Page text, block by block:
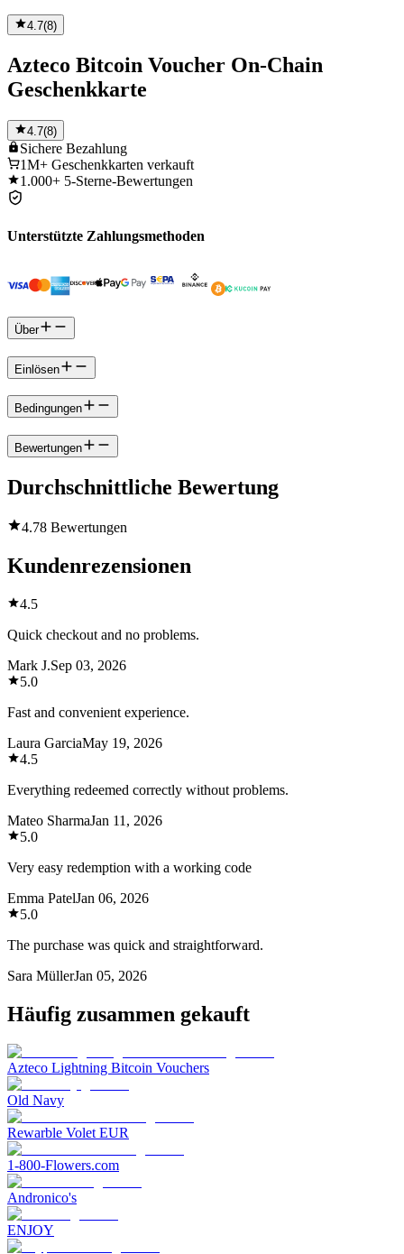
4.7(8)
Azteco Bitcoin Voucher On-Chain
Geschenkkarte
4.7(8)
Sichere Bezahlung
1M+ Geschenkkarten verkauft
1.000+ 5-Sterne-Bewertungen
Unterstützte Zahlungsmethoden
Über
Einlösen
Bedingungen
Bewertungen
Durchschnittliche Bewertung
4.78 Bewertungen
Kundenrezensionen
4.5
Quick checkout and no problems.
Mark J.Sep 03, 2026
5.0
Fast and convenient experience.
Laura GarciaMay 19, 2026
4.5
Everything redeemed correctly without problems.
Mateo SharmaJan 11, 2026
5.0
Very easy redemption with a working code
Emma PatelJan 06, 2026
5.0
The purchase was quick and straightforward.
Sara MüllerJan 05, 2026
Häufig zusammen gekauft
Azteco Lightning Bitcoin Vouchers
Old Navy
Rewarble Volet EUR
1-800-Flowers.com
Andronico's
ENJOY